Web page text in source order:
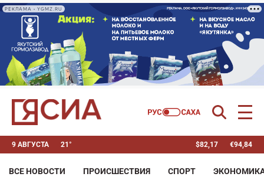
РЕКЛАМА • YGMZ.RU
9 АВГУСТА 21° $82,17 €94,84
ВСЕ НОВОСТИ ПРОИСШЕСТВИЯ СПОРТ